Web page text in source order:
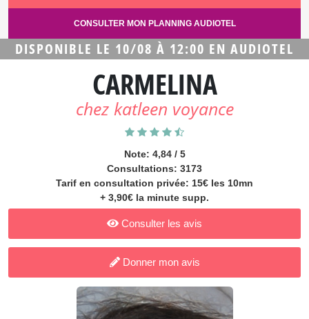
CONSULTER MON PLANNING AUDIOTEL
DISPONIBLE LE 10/08 À 12:00 EN AUDIOTEL
CARMELINA
chez katleen voyance
Note: 4,84 / 5
Consultations: 3173
Tarif en consultation privée: 15€ les 10mn
+ 3,90€ la minute supp.
Consulter les avis
Donner mon avis